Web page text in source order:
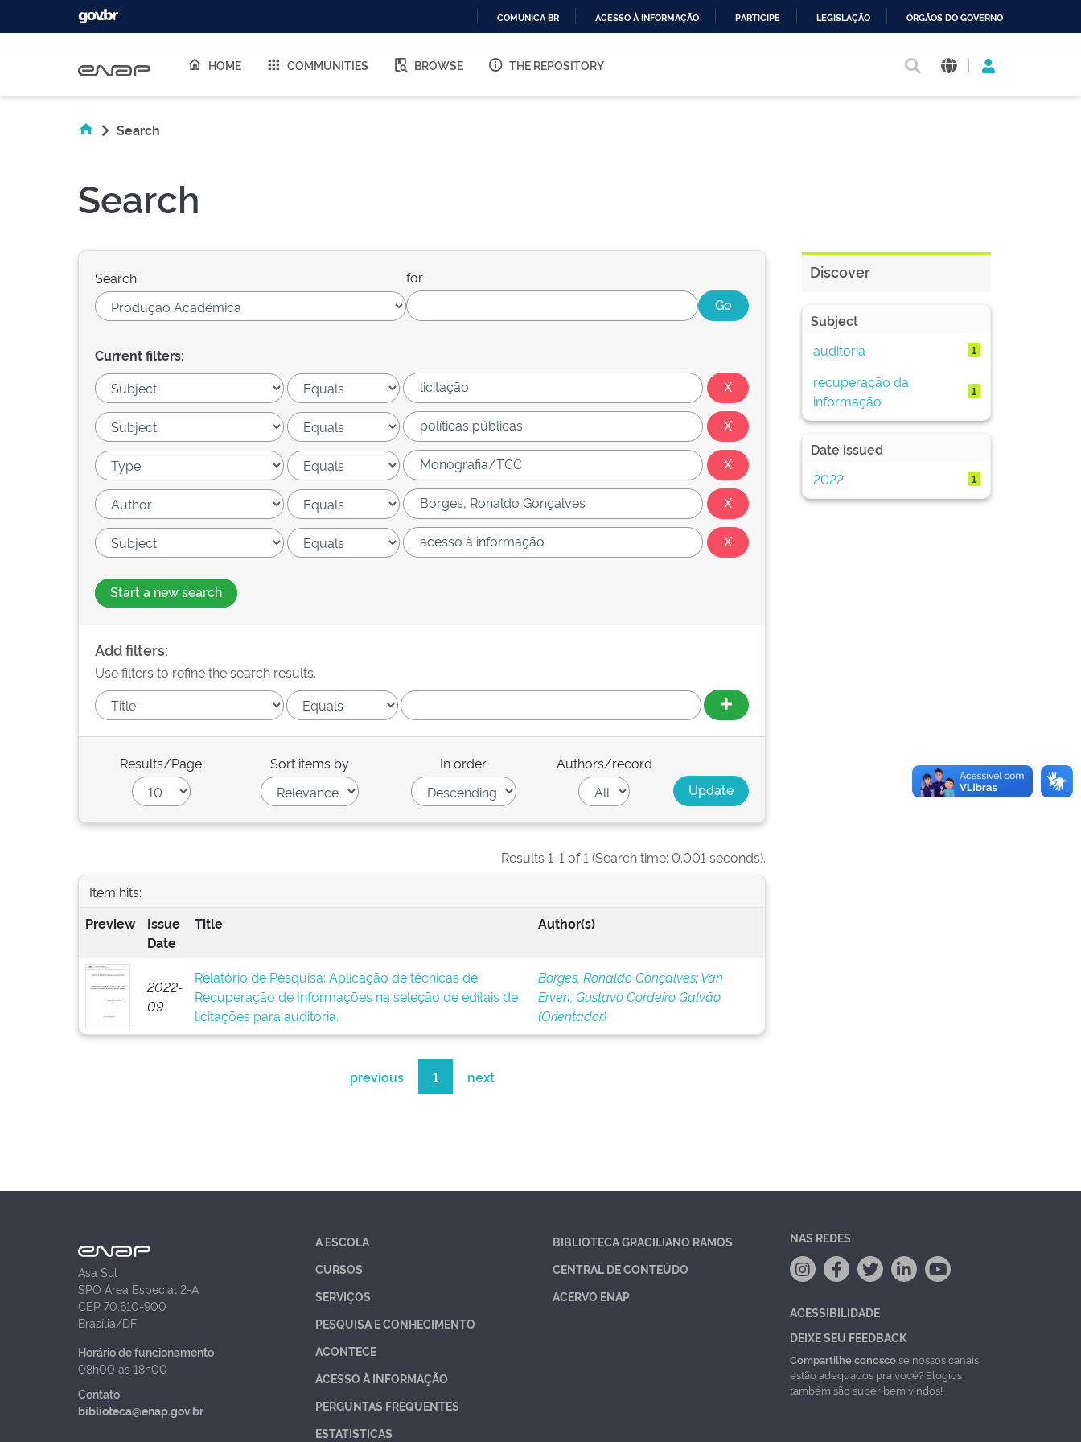
O
COMUNICA BR ACESSO À INFORMAÇÃO PARTICIPE LEGISLAÇÃO ÓRGÃOS DO GOVERNO
HOME COMMUNITIES BROWSE THE REPOSITORY |
Search
Search
Search: for
Current filters:
Start a new search
Add filters:
Use filters to refine the search results.
Results/Page Sort items by In order Authors/record
Results 1-1 of 1 (Search time: 0.001 seconds).
Item hits:
Preview
Issue
Date
Title Author(s)
2022-
09
Relatório de Pesquisa: Aplicação de técnicas de
Recuperação de Informações na seleção de editais de
licitações para auditoria.
Borges, Ronaldo Gonçalves;Van
Erven, Gustavo Cordeiro Galvão
(Orientador)
previous 1 next
Discover
Subject
auditoria
1
recuperação da
informação
1
Date issued
2022
1
Asa Sul
SPO Área Especial 2-A
CEP 70.610-900
Brasília/DF
Horário de funcionamento
08h00 às 18h00
Contato
biblioteca@enap.gov.br
A ESCOLA
CURSOS
SERVIÇOS
PESQUISA E CONHECIMENTO
ACONTECE
ACESSO À INFORMAÇÃO
PERGUNTAS FREQUENTES
ESTATÍSTICAS
BIBLIOTECA GRACILIANO RAMOS
CENTRAL DE CONTEÚDO
ACERVO ENAP
NAS REDES
ACESSIBILIDADE
DEIXE SEU FEEDBACK
Compartilhe conoscose nossos canais
estão adequados pra você? Elogios
também são super bem vindos!